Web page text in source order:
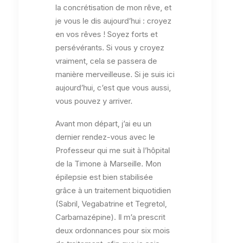
la concrétisation de mon rêve, et
je vous le dis aujourd’hui : croyez
en vos rêves ! Soyez forts et
persévérants. Si vous y croyez
vraiment, cela se passera de
manière merveilleuse. Si je suis ici
aujourd’hui, c’est que vous aussi,
vous pouvez y arriver.
Avant mon départ, j’ai eu un
dernier rendez-vous avec le
Professeur qui me suit à l’hôpital
de la Timone à Marseille. Mon
épilepsie est bien stabilisée
grâce à un traitement biquotidien
(Sabril, Vegabatrine et Tegretol,
Carbamazépine). Il m’a prescrit
deux ordonnances pour six mois